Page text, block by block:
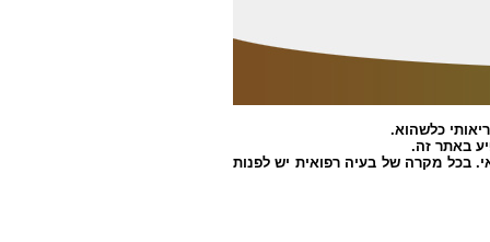
כלשהוא.
באתר זה.
בכל מקרה של בעיה רפואית יש לפנות